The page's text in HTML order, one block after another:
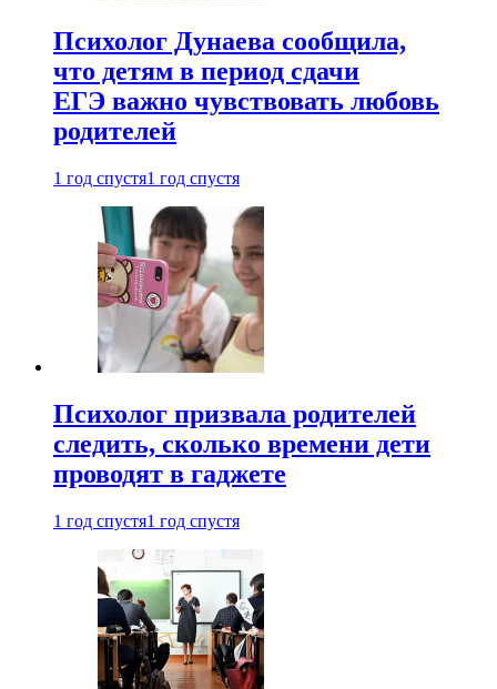
Психолог Дунаева сообщила,
что детям в период сдачи
ЕГЭ важно чувствовать любовь
родителей
1 год спустя1 год спустя
Психолог призвала родителей
следить, сколько времени дети
проводят в гаджете
1 год спустя1 год спустя